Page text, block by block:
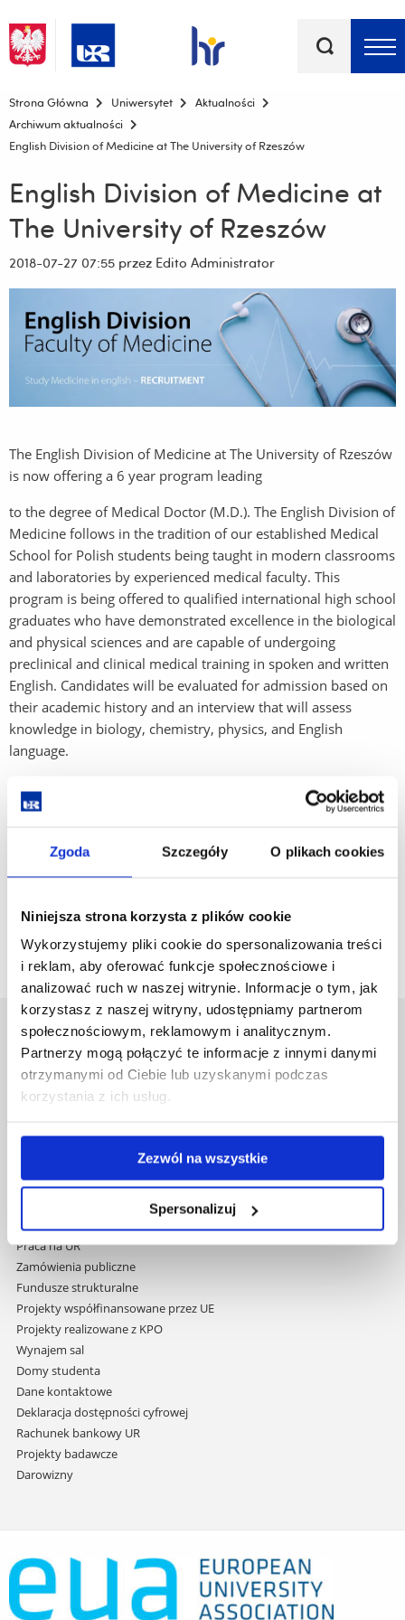
Zgoda Szczegóły O plikach cookies
Niniejsza strona korzysta z plików cookie
Wykorzystujemy pliki cookie do spersonalizowania treści
i reklam, aby oferować funkcje społecznościowe i
analizować ruch w naszej witrynie. Informacje o tym, jak
korzystasz z naszej witryny, udostępniamy partnerom
społecznościowym, reklamowym i analitycznym.
Partnerzy mogą połączyć te informacje z innymi danymi
otrzymanymi od Ciebie lub uzyskanymi podczas
korzystania z ich usług.
Zezwól na wszystkie
Spersonalizuj
kluczowe
Menu - górna belka
Strona Główna Uniwersytet
Aktualności
Archiwum aktualności
English Division of Medicine at The University of Rzeszów
English Division of Medicine at
The University of Rzeszów
2018-07-27 07:55 przez Edito Administrator
The English Division of Medicine at The University of Rzeszów
is now offering a 6 year program leading
to the degree of Medical Doctor (M.D.). The English Division of
Medicine follows in the tradition of our established Medical
School for Polish students being taught in modern classrooms
and laboratories by experienced medical faculty. This
program is being offered to qualified international high school
graduates who have demonstrated excellence in the biological
and physical sciences and are capable of undergoing
preclinical and clinical medical training in spoken and written
English. Candidates will be evaluated for admission based on
their academic history and an interview that will assess
knowledge in biology, chemistry, physics, and English
language.
year-md-program
wstecz
Uniwersytet Rzeszowski
Al. Tadeusza Rejtana 16C
35-959 Rzeszów
nawigację
przejdź
Mapa serwisu
Wydawnictwo
Studia podyplomowe
Praca na UR
Zamówienia publiczne
Fundusze strukturalne
Projekty współfinansowane przez UE
Projekty realizowane z KPO
Wynajem sal
Domy studenta
Dane kontaktowe
Deklaracja dostępności cyfrowej
Rachunek bankowy UR
Projekty badawcze
Darowizny